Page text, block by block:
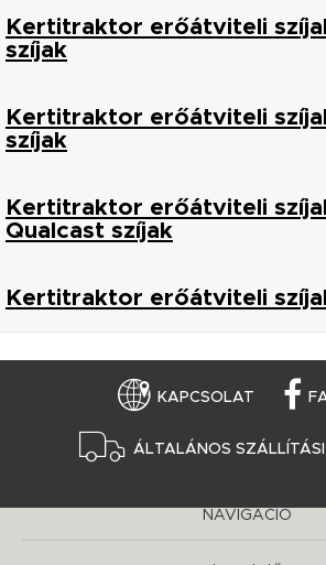
Kertitraktor erőátviteli
szíjak
Kertitraktor erőátviteli
szíjak
Kertitraktor erőátviteli
Qualcast szíjak
Kertitraktor erőátviteli
KAPCSOLAT
ÁLTALÁNOS SZÁLLÍTÁSI
NAVIGÁCIÓ